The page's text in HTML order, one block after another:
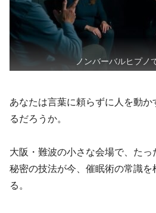
ノンバーバルヒプノ
あなたは言葉に頼らずに人を動
るだろうか。
大阪・難波の小さな会場で、たっ
秘密の技法が今、催眠術の常識
る。